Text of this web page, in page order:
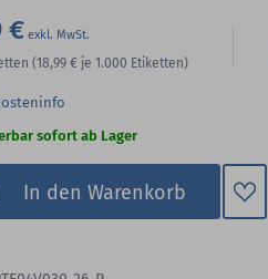
€
(18,99 € je 1.000 Etiketten)
sofort ab Lager
In den Warenkorb
Zum